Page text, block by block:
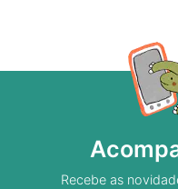
Recebe as